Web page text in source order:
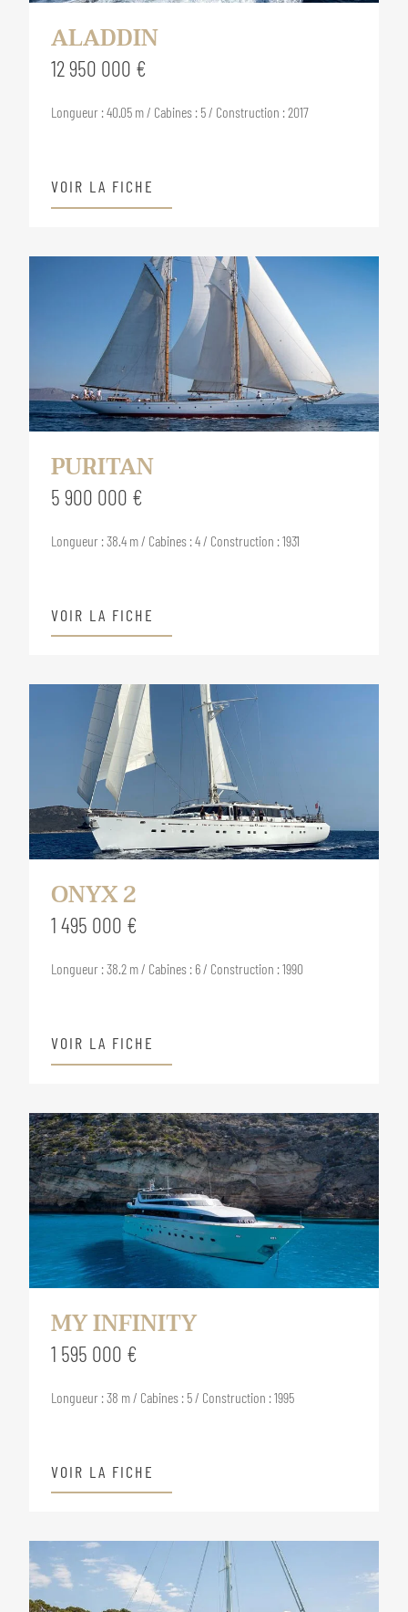
ALADDIN
12 950 000 €
Longueur : 40.05 m / Cabines : 5 / Construction : 2017
VOIR LA FICHE
PURITAN
5 900 000 €
Longueur : 38.4 m / Cabines : 4 / Construction : 1931
VOIR LA FICHE
ONYX 2
1 495 000 €
Longueur : 38.2 m / Cabines : 6 / Construction : 1990
VOIR LA FICHE
MY INFINITY
1 595 000 €
Longueur : 38 m / Cabines : 5 / Construction : 1995
VOIR LA FICHE